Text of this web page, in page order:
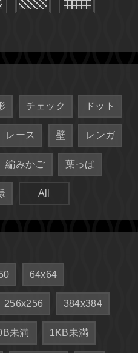
チェック ドット
レース 壁 レンガ
編みかご 葉っぱ
All
64x64
256x256 384x384
未満 1KB未満